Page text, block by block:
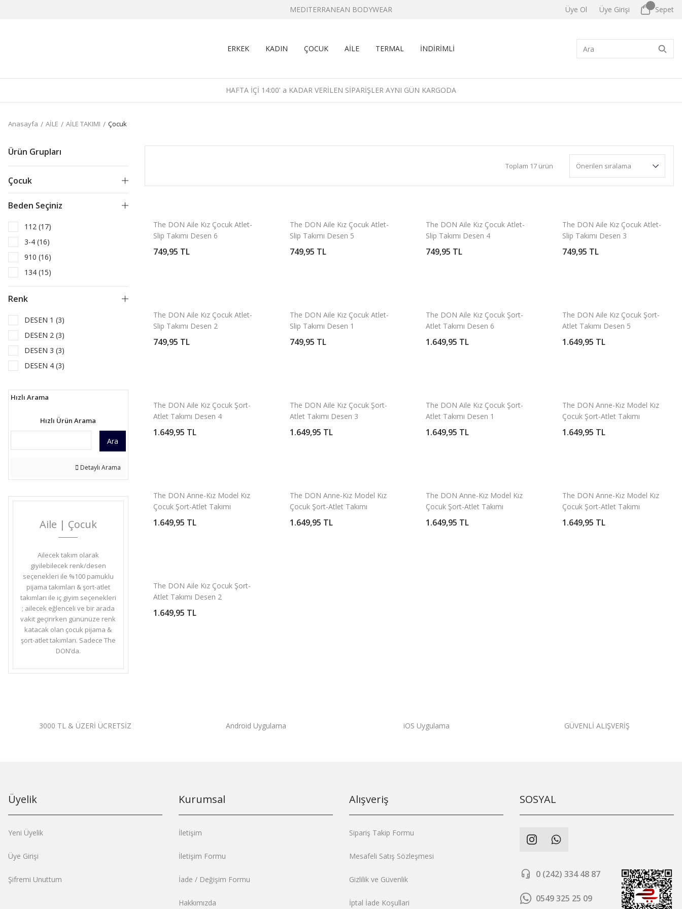
MEDITERRANEAN BODYWEAR Üye Ol Üye Girişi Sepet
ERKEK KADIN ÇOCUK AİLE TERMAL İNDİRİMLİ
HAFTA İÇİ 14:00' a KADAR VERİLEN SİPARİŞLER AYNI GÜN KARGODA
Anasayfa AİLE AİLE TAKIMI Çocuk
Ürün Grupları
Çocuk
Beden Seçiniz
112 (17)
3-4 (16)
910 (16)
134 (15)
5-6 (14)
7-8 (13)
2-3 (8)
Renk
DESEN 1 (3)
DESEN 2 (3)
DESEN 3 (3)
DESEN 4 (3)
DESEN 6 (2)
Hızlı Arama
Hızlı Ürün Arama
Ara
Detaylı Arama
Aile | Çocuk
Ailecek takım olarak
giyilebilecek renk/desen
seçenekleri ile %100 pamuklu
pijama takımları & şort-atlet
takımları ile iç giyim seçenekleri
; ailecek eğlenceli ve bir arada
vakit geçirirken gününüze renk
katacak olan çocuk pijama &
şort-atlet takımları. Sadece The
DON’da.
Toplam 17 ürün
The DON Aile Kız Çocuk Atlet-
Slip Takımı Desen 6
749,95 TL
The DON Aile Kız Çocuk Atlet-
Slip Takımı Desen 5
749,95 TL
The DON Aile Kız Çocuk Atlet-
Slip Takımı Desen 4
749,95 TL
The DON Aile Kız Çocuk Atlet-
Slip Takımı Desen 3
749,95 TL
The DON Aile Kız Çocuk Atlet-
Slip Takımı Desen 2
749,95 TL
The DON Aile Kız Çocuk Atlet-
Slip Takımı Desen 1
749,95 TL
The DON Aile Kız Çocuk Şort-
Atlet Takımı Desen 6
1.649,95 TL
The DON Aile Kız Çocuk Şort-
Atlet Takımı Desen 5
1.649,95 TL
The DON Aile Kız Çocuk Şort-
Atlet Takımı Desen 4
1.649,95 TL
The DON Aile Kız Çocuk Şort-
Atlet Takımı Desen 3
1.649,95 TL
The DON Aile Kız Çocuk Şort-
Atlet Takımı Desen 1
1.649,95 TL
The DON Anne-Kız Model Kız
Çocuk Şort-Atlet Takımı
Desen 5
1.649,95 TL
The DON Anne-Kız Model Kız
Çocuk Şort-Atlet Takımı
Desen 4
1.649,95 TL
The DON Anne-Kız Model Kız
Çocuk Şort-Atlet Takımı
Desen 3
1.649,95 TL
The DON Anne-Kız Model Kız
Çocuk Şort-Atlet Takımı
Desen 2
1.649,95 TL
The DON Anne-Kız Model Kız
Çocuk Şort-Atlet Takımı
Desen 1
1.649,95 TL
The DON Aile Kız Çocuk Şort-
Atlet Takımı Desen 2
1.649,95 TL
3000 TL & ÜZERİ ÜCRETSİZ Android Uygulama iOS Uygulama GÜVENLİ ALIŞVERİŞ
Üyelik
Yeni Üyelik
Üye Girişi
Şifremi Unuttum
Kurumsal
İletişim
İletişim Formu
İade / Değişim Formu
Hakkımızda
Alışveriş
Sipariş Takip Formu
Mesafeli Satış Sözleşmesi
Gizlilik ve Güvenlik
İptal İade Koşullari
SOSYAL
0 (242) 334 48 87
0549 325 25 09